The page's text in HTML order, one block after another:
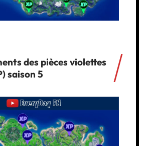
des pièces violettes
saison 5